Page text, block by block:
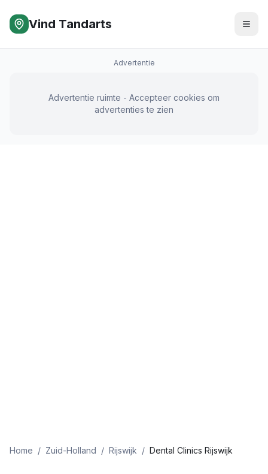
Vind Tandarts
Advertentie
Advertentie ruimte - Accepteer cookies om
advertenties te zien
Home / Zuid-Holland / Rijswijk / Dental Clinics Rijswijk